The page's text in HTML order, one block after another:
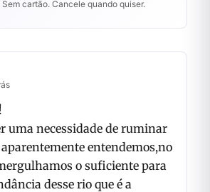
Sem cartão. Cancele quando quiser.
uma necessidade de ruminar
entendemos,no
o suficiente para
desse rio que é a